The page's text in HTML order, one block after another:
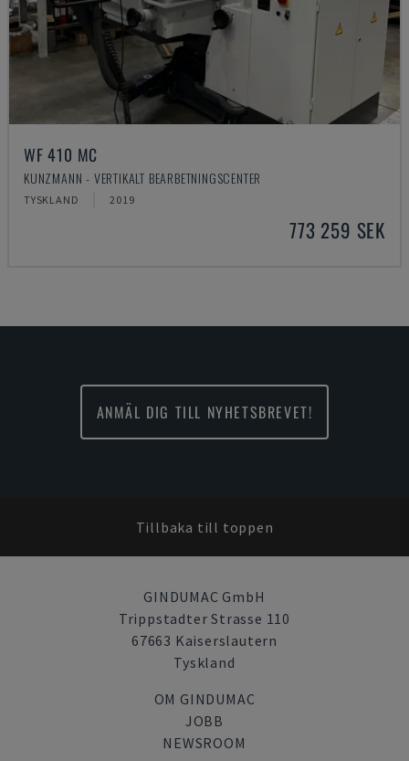
WF 410 MC
KUNZMANN - VERTIKALT BEARBETNINGSCENTER
TYSKLAND 2019
773 259 SEK
ANMÄL DIG TILL NYHETSBREVET!
Tillbaka till toppen
GINDUMAC GmbH
Trippstadter Strasse 110
67663 Kaiserslautern
Tyskland
OM GINDUMAC
JOBB
NEWSROOM